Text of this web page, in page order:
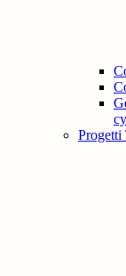
Progetti